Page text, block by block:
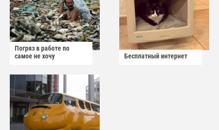
Погряз в работе по
самое не хочу
Бесплатный интернет